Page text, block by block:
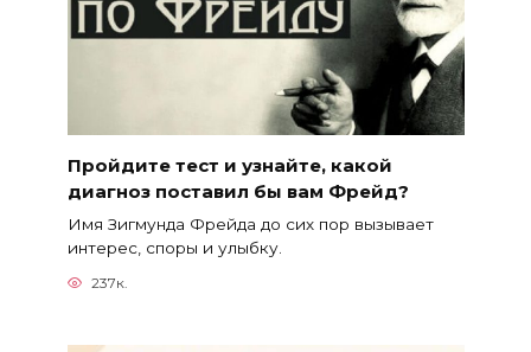
Пройдите тест и узнайте, какой
диагноз поставил бы вам Фрейд?
Имя Зигмунда Фрейда до сих пор вызывает
интерес, споры и улыбку.
237к.